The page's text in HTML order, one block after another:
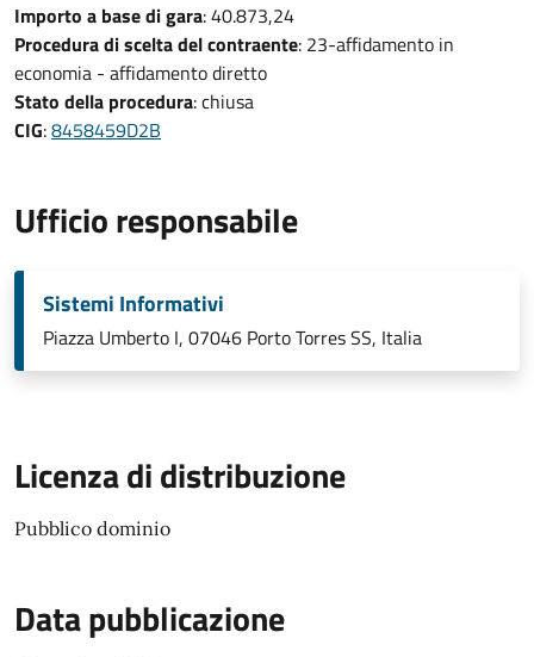
Importo a base di gara: 40.873,24
Procedura di scelta del contraente: 23-affidamento in
economia - affidamento diretto
Stato della procedura: chiusa
CIG:8458459D2B
Ufficio responsabile
Sistemi Informativi
Piazza Umberto I, 07046 Porto Torres SS, Italia
Licenza di distribuzione
Pubblico dominio
Data pubblicazione